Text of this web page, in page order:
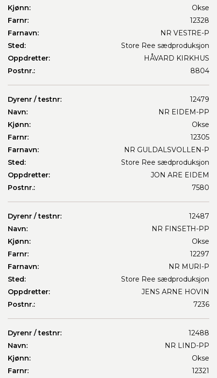
Kjønn:
Okse
Farnr:
12328
Farnavn:
NR VESTRE-P
Sted:
Store Ree sædproduksjon
Oppdretter:
HÅVARD KIRKHUS
Postnr.:
8804
Dyrenr / testnr:
12479
Navn:
NR EIDEM-PP
Kjønn:
Okse
Farnr:
12305
Farnavn:
NR GULDALSVOLLEN-P
Sted:
Store Ree sædproduksjon
Oppdretter:
JON ARE EIDEM
Postnr.:
7580
Dyrenr / testnr:
12487
Navn:
NR FINSETH-PP
Kjønn:
Okse
Farnr:
12297
Farnavn:
NR MURI-P
Sted:
Store Ree sædproduksjon
Oppdretter:
JENS ARNE HOVIN
Postnr.:
7236
Dyrenr / testnr:
12488
Navn:
NR LIND-PP
Kjønn:
Okse
Farnr:
12321